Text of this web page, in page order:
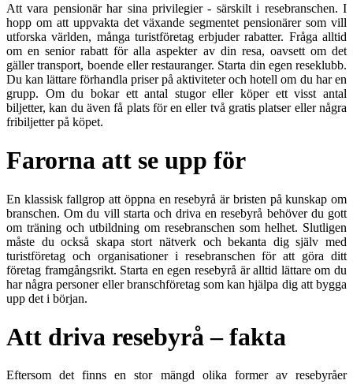
Att vara pensionär har sina privilegier - särskilt i resebranschen. I
hopp om att uppvakta det växande segmentet pensionärer som vill
utforska världen, många turistföretag erbjuder rabatter. Fråga alltid
om en senior rabatt för alla aspekter av din resa, oavsett om det
gäller transport, boende eller restauranger. Starta din egen reseklubb.
Du kan lättare förhandla priser på aktiviteter och hotell om du har en
grupp. Om du bokar ett antal stugor eller köper ett visst antal
biljetter, kan du även få plats för en eller två gratis platser eller några
fribiljetter på köpet.
Farorna att se upp för
En klassisk fallgrop att öppna en resebyrå är bristen på kunskap om
branschen. Om du vill starta och driva en resebyrå behöver du gott
om träning och utbildning om resebranschen som helhet. Slutligen
måste du också skapa stort nätverk och bekanta dig själv med
turistföretag och organisationer i resebranschen för att göra ditt
företag framgångsrikt. Starta en egen resebyrå är alltid lättare om du
har några personer eller branschföretag som kan hjälpa dig att bygga
upp det i början.
Att driva resebyrå – fakta
Eftersom det finns en stor mängd olika former av resebyråer